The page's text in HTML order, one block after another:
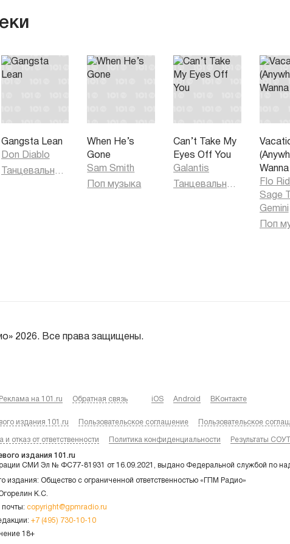
Gangsta Lean
Don Diablo
Танцевальная музыка
When He’s
Gone
Sam Smith
Поп музыка
Can’t Take My
Eyes Off You
Galantis
Танцевальная музыка
Flo
Sage
Gemini
Поп
2026. Все права защищены.
Реклама на 101.ru Обратная связь iOS Android ВКонтакте
издания 101.ru Пользовательское соглашение Пользовательское
отказ от ответственности Политика конфиденциальности Результаты СОУТ
издания 101.ru
СМИ Эл № ФС77-81931 от 16.09.2021, выдано Федеральной службой по
издания: Общество с ограниченной ответственностью «ГПМ Радио»
К.С.
почты: copyright@gpmradio.ru
+7 (495) 730-10-10
18+